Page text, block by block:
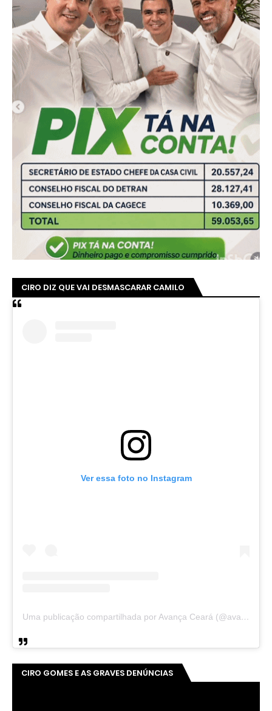
CIRO DIZ QUE VAI DESMASCARAR CAMILO
Ver essa foto no Instagram
Uma publicação compartilhada por Avança Ceará (@avancaceara)
CIRO GOMES E AS GRAVES DENÚNCIAS